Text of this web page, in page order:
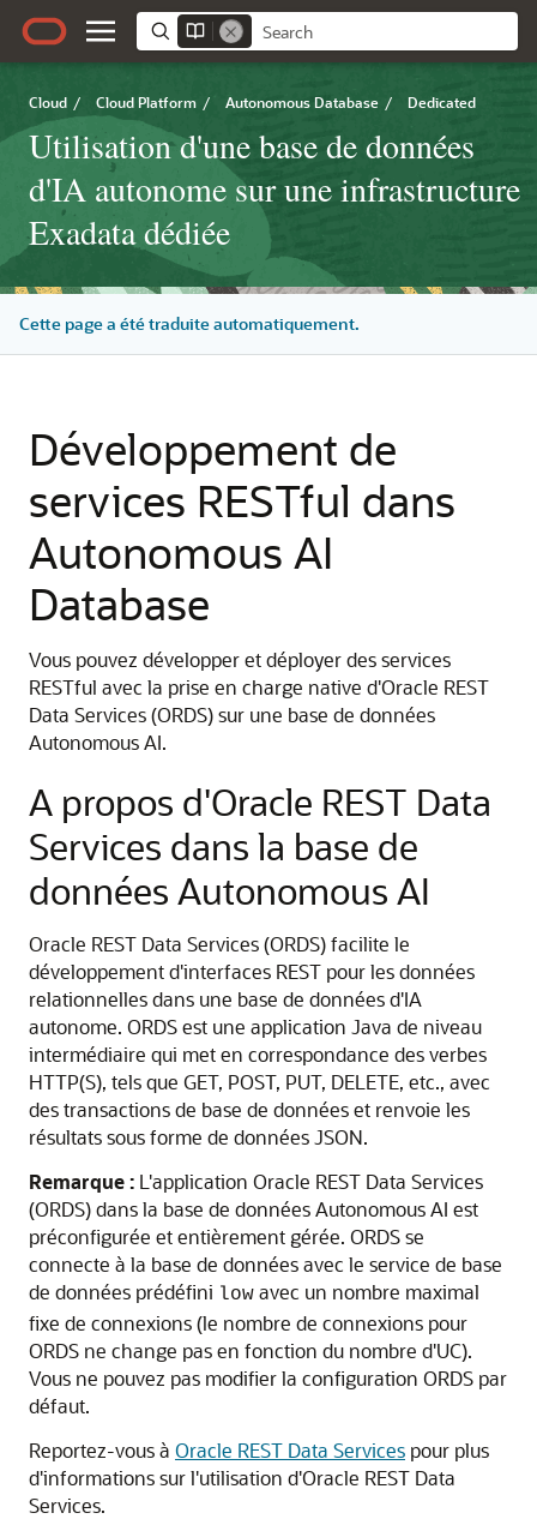
Cloud / Cloud Platform / Autonomous Database / Dedicated
Utilisation d'une base de données
d'IA autonome sur une infrastructure
Exadata dédiée
Cette page a été traduite automatiquement.
Développement de
services RESTful dans
Autonomous AI
Database
Vous pouvez développer et déployer des services
RESTful avec la prise en charge native d'Oracle REST
Data Services (ORDS) sur une base de données
Autonomous AI.
A propos d'Oracle REST Data
Services dans la base de
données Autonomous AI
Oracle REST Data Services (ORDS) facilite le
développement d'interfaces REST pour les données
relationnelles dans une base de données d'IA
autonome. ORDS est une application Java de niveau
intermédiaire qui met en correspondance des verbes
HTTP(S), tels que GET, POST, PUT, DELETE, etc., avec
des transactions de base de données et renvoie les
résultats sous forme de données JSON.
Remarque : L'application Oracle REST Data Services
(ORDS) dans la base de données Autonomous AI est
préconfigurée et entièrement gérée. ORDS se
connecte à la base de données avec le service de base
de données prédéfini low avec un nombre maximal
fixe de connexions (le nombre de connexions pour
ORDS ne change pas en fonction du nombre d'UC).
Vous ne pouvez pas modifier la configuration ORDS par
défaut.
Reportez-vous à Oracle REST Data Services pour plus
d'informations sur l'utilisation d'Oracle REST Data
Services.